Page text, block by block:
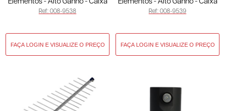
008-9538
Ref: 008-9538
008-9539
Ref: 008-9539